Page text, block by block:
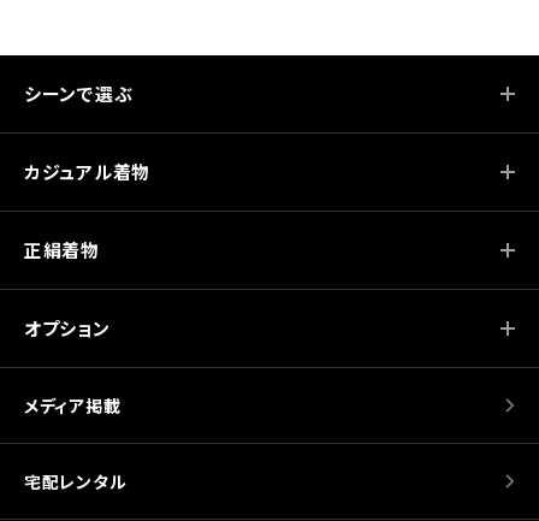
シーンで選ぶ
カジュアル着物
正絹着物
オプション
メディア掲載
宅配レンタル